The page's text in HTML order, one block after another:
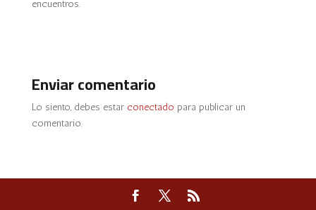
encuentros.
Enviar comentario
Lo siento, debes estar conectado para publicar un
comentario.